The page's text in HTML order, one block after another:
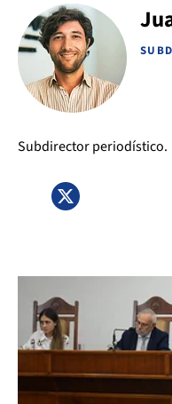
Subdirector periodístico.